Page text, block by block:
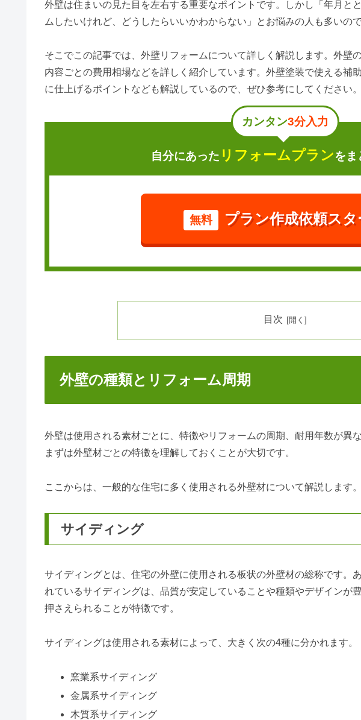
外壁は住まいの見た目を左右する重要なポイントです。しかし「年月と
ムしたいけれど、どうしたらいいかわからない」とお悩みの人も多いの
そこでこの記事では、外壁リフォームについて詳しく解説します。外壁
内容ごとの費用相場などを詳しく紹介しています。外壁塗装で使える補
に仕上げるポイントなども解説しているので、ぜひ参考にしてください。
カンタン3分入力
自分にあった リフォームプランをま
無料 プラン作成依頼スタ
目次
外壁の種類とリフォーム周期
外壁は使用される素材ごとに、特徴やリフォームの周期、耐用年数が異
まずは外壁材ごとの特徴を理解しておくことが大切です。
ここからは、一般的な住宅に多く使用される外壁材について解説します。
サイディング
サイディングとは、住宅の外壁に使用される板状の外壁材の総称です。
れているサイディングは、品質が安定していることや種類やデザインが
押さえられることが特徴です。
サイディングは使用される素材によって、大きく次の4種に分かれます。
窯業系サイディング
金属系サイディング
木質系サイディング